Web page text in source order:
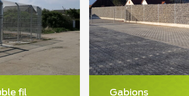
fil Gabions